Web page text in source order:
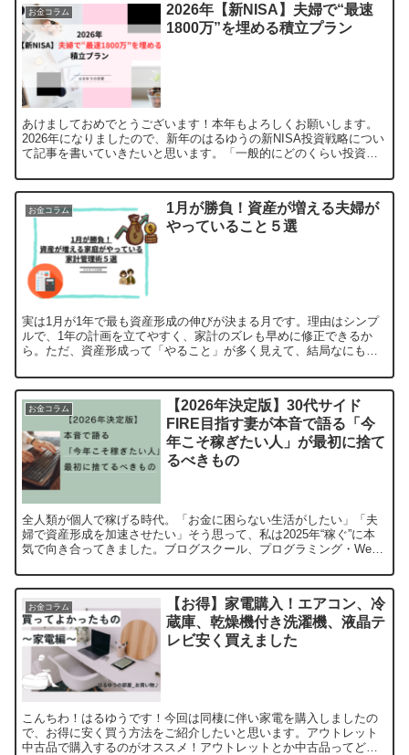
お金コラム
2026年【新NISA】夫婦で“最速
1800万”を埋める積立プラン
あけましておめでとうございます！本年もよろしくお願いします。
2026年になりましたので、新年のはるゆうの新NISA投資戦略につい
て記事を書いていきたいと思います。「一般的にどのくらい投資し
お金コラム
1月が勝負！資産が増える夫婦が
やっていること５選
実は1月が1年で最も資産形成の伸びが決まる月です。理由はシンプ
ルで、1年の計画を立てやすく、家計のズレも早めに修正できるか
ら。ただ、資産形成って「やること」が多く見えて、結局なにも変
お金コラム
【2026年決定版】30代サイド
FIRE目指す妻が本音で語る「今
年こそ稼ぎたい人」が最初に捨て
るべきもの
全人類が個人で稼げる時代。「お金に困らない生活がしたい」「夫
婦で資産形成を加速させたい」そう思って、私は2025年“稼ぐ”に本
気で向き合ってきました。ブログスクール、プログラミング・Web
お金コラム
【お得】家電購入！エアコン、冷
蔵庫、乾燥機付き洗濯機、液晶テ
レビ安く買えました
こんちわ！はるゆうです！今回は同棲に伴い家電を購入しましたの
で、お得に安く買う方法をご紹介したいと思います。アウトレット
中古品で購入するのがオススメ！アウトレットとか中古品ってどう